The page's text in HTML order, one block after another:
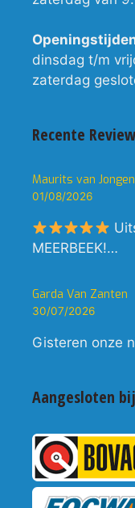
dinsdag t/m
zaterdag
Recente
Maurits van
01/08/2026
MEERBEEK!…
Garda Van Zanten
30/07/2026
Gisteren onze
Aangesloten bij